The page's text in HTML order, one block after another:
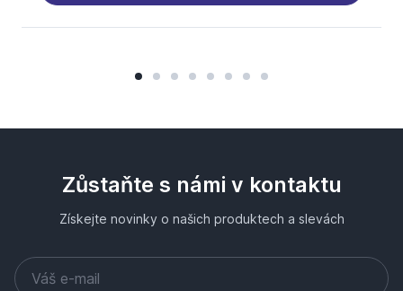
Zůstaňte s námi v kontaktu
Získejte novinky o našich produktech a slevách